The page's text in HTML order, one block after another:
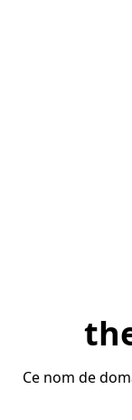
Ce nom de